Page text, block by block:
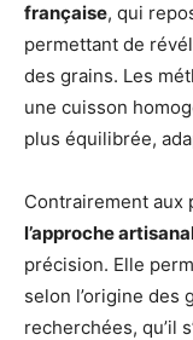
française, qui
permettant de
des grains. Les
une cuisson
plus équilibrée,
Contrairement aux
l’approche
précision. Elle
selon l’origine des
recherchées, qu’il